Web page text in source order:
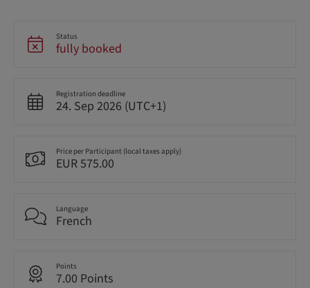
Status
fully booked
Registration deadline
24. Sep 2026 (UTC+1)
Price per Participant (local taxes apply)
EUR 575.00
Language
French
Points
7.00 Points